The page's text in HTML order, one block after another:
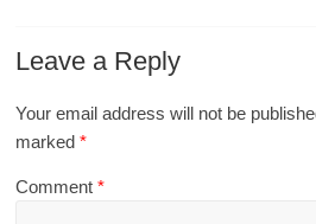
Leave a Reply
Your email address will not be
marked*
Comment*